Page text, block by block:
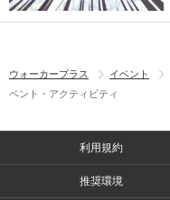
ウォーカープラス イベント
ベント・アクティビティ
利用規約
推奨環境